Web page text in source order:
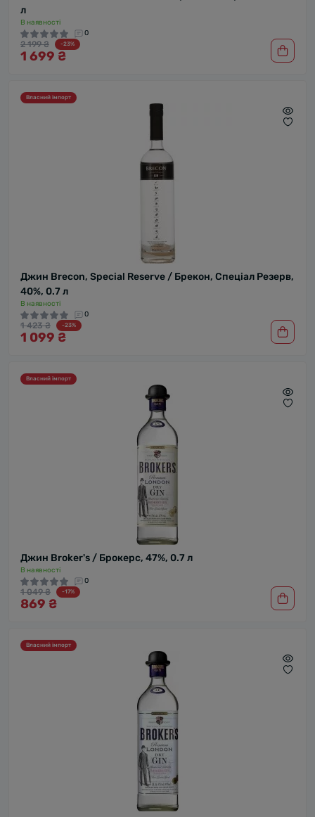
л
В наявності
0
2 199 ₴ -23%
1 699 ₴
Власний імпорт
Джин Brecon, Special Reserve / Брекон, Спеціал Резерв,
40%, 0.7 л
В наявності
0
1 423 ₴ -23%
1 099 ₴
Власний імпорт
Джин Broker's / Брокерс, 47%, 0.7 л
В наявності
0
1 049 ₴ -17%
869 ₴
Власний імпорт